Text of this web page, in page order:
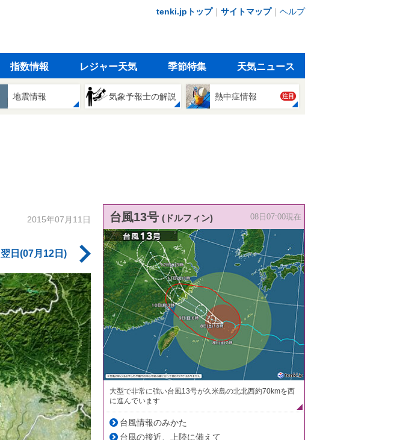
tenki.jpトップ｜ サイトマップ｜ ヘルプ
指数情報 レジャー天気 季節特集 天気ニュース
地震情報 気象予報士の解説 熱中症情報 注目
2015年07月11日
翌日(07月12日)
台風13号 (ドルフィン) 08日07:00現在
大型で非常に強い台風13号が久米島の北北西約70kmを西
に進んでいます
台風情報のみかた
台風の接近、上陸に備えて